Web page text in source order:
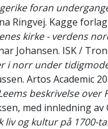
foran
Ringvej. Kagge forlag
kirke - verdens
Johansen. ISK /
i norr under
Artos Academic
beskrivelse over
med innledning
liv og kultur på 1700-